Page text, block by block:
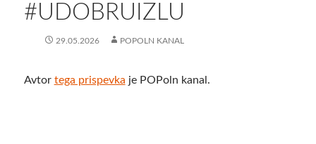
#UDOBRUIZLU
29.05.2026 POPOLN KANAL
Avtor tega prispevka je POPoln kanal.